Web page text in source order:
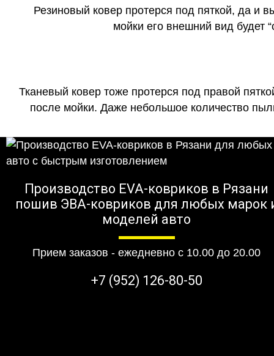
Резиновый ковер протерся под пяткой, да и
мойки его внешний вид будет
Тканевый ковер тоже протерся под правой
после мойки. Даже небольшое количество
Производство EVA-ковриков в Рязани
пошив ЭВА-ковриков для любых марок
моделей авто
Прием заказов - ежедневно с 10.00 до 20.00
+7 (952) 126-80-50